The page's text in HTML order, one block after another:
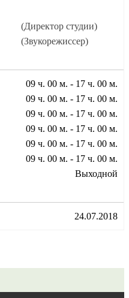
(Директор студии)
(Звукорежиссер)
09 ч. 00 м. - 17 ч. 00 м.
09 ч. 00 м. - 17 ч. 00 м.
09 ч. 00 м. - 17 ч. 00 м.
09 ч. 00 м. - 17 ч. 00 м.
09 ч. 00 м. - 17 ч. 00 м.
09 ч. 00 м. - 17 ч. 00 м.
Выходной
24.07.2018